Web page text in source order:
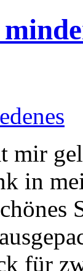
mir
in
für